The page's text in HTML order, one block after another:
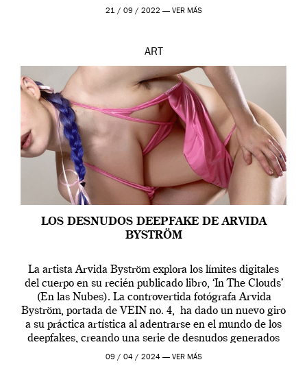
que los humanos tienen un complejo […]
21 / 09 / 2022 — VER MÁS
ART
LOS DESNUDOS DEEPFAKE DE ARVIDA
BYSTRÖM
La artista Arvida Byström explora los límites digitales
del cuerpo en su recién publicado libro, ‘In The Clouds’
(En las Nubes). La controvertida fotógrafa Arvida
Byström, portada de VEIN no. 4, ha dado un nuevo giro
a su práctica artística al adentrarse en el mundo de los
deepfakes, creando una serie de desnudos generados
por […]
09 / 04 / 2024 — VER MÁS